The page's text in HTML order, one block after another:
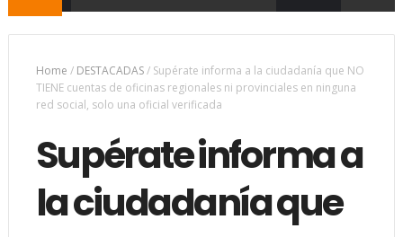
Home / DESTACADAS/ Supérate informa a la ciudadanía que NO
TIENE cuentas de oficinas regionales ni provinciales en ninguna
red social, solo una oficial verificada
Supérate informa a
la ciudadanía que